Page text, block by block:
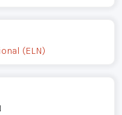
(ELN)